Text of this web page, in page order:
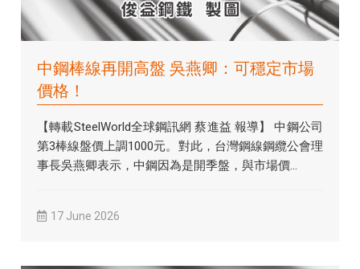
中鋼棒線再開高盤 吳燕卿：可穩定市場
價格！
【轉載SteelWorld全球鋼訊網 蔡進益 報導】 中鋼公司
第3棒線盤價上調1000元。對此，台灣鋼線鋼纜公會理
事長吳燕卿表示，中鋼因為是開季盤，與市場價...
17 June 2026